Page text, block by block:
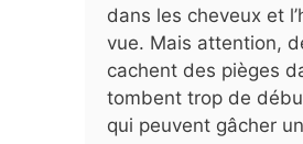
dans les cheveux et
vue. Mais attention,
cachent des pièges
tombent trop de
qui peuvent gâcher